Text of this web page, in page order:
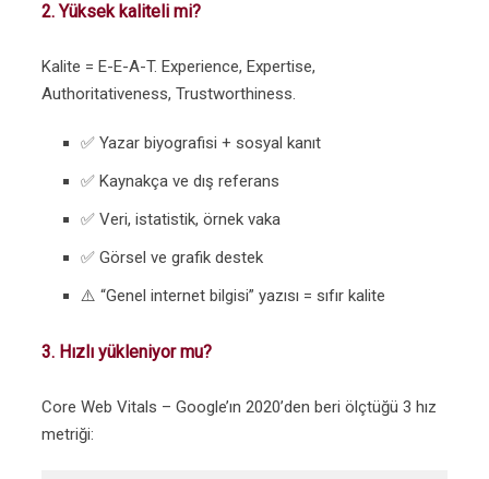
2. Yüksek kaliteli mi?
Kalite = E-E-A-T. Experience, Expertise,
Authoritativeness, Trustworthiness.
✅ Yazar biyografisi + sosyal kanıt
✅ Kaynakça ve dış referans
✅ Veri, istatistik, örnek vaka
✅ Görsel ve grafik destek
⚠️ “Genel internet bilgisi” yazısı = sıfır kalite
3. Hızlı yükleniyor mu?
Core Web Vitals – Google’ın 2020’den beri ölçtüğü 3 hız
metriği: